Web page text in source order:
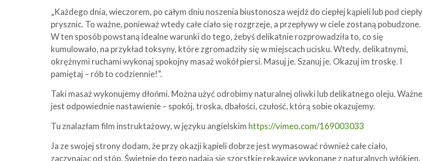
„Każdego dnia, wieczorem, po całym dniu noszenia biustonosza wejdź do ciepłej kąpieli lub pod ciepły
prysznic. To ważne, ponieważ wtedy całe ciało się rozgrzeje, a przepływy w ciele zostaną pobudzone.
W ten sposób powstaną idealne warunki do tego, żebyś delikatnie rozprowadziła to, co się
kumulowało, na przykład toksyny, które zgromadziły się w miejscach ucisku. Wtedy, delikatnymi,
okrężnymi ruchami wykonaj spokojny masaż wokół piersi. Masuj je. Szanuj je. Okazuj im troskę. I
pamiętaj – rób to codziennie!”.
Taki masaż wykonujemy dłońmi. Można użyć odrobimy naturalnej oliwki lub delikatnego oleju. Ważne
jest odpowiednie nastawienie – spokój, troska, dbałości, czułość, którą sobie okazujemy.
Tu znalazłam film instruktażowy, w języku angielskim https://vimeo.com/169003033
Ja ze swojej strony dodam, że przy okazji kąpieli dobrze jest wymasować również całe ciało,
zaczynając od stóp. Świetnie do tego nadają się szorstkie rękawice wykonane z naturalnych włókien.